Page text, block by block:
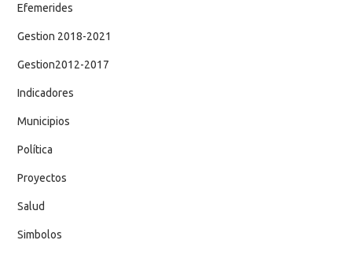
Efemerides
Gestion 2018-2021
Gestion2012-2017
Indicadores
Municipios
Política
Proyectos
Salud
Simbolos